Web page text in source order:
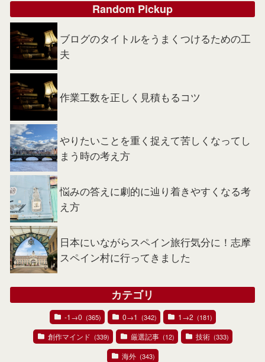
Random Pickup
ブログのタイトルをうまくつけるための工
夫
作業工数を正しく見積もるコツ
やりたいことを重く捉えて苦しくなってし
まう時の考え方
悩みの答えに劇的に辿り着きやすくなる考
え方
日本にいながらスペイン旅行気分に！志摩
スペイン村に行ってきました
カテゴリ
-1→0 (365) 0→1 (342) 1→2 (181)
創作マインド (339) 厳選記事 (12) 技術 (333)
海外 (343)